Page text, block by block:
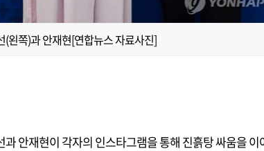
(왼쪽)과 안재현[연합뉴스 자료사진]
과 안재현이 각자의 인스타그램을 통해 진흙탕 싸움을 이